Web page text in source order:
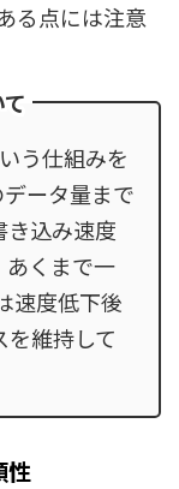
る点には注意
う仕組みを
ータ量まで
き込み速度
あくまで一
速度低下後
維持して
性